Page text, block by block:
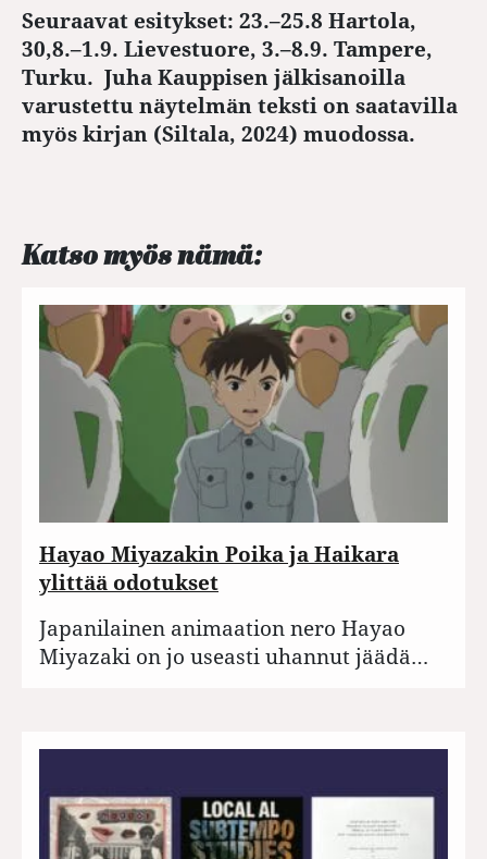
Seuraavat esitykset: 23.–25.8 Hartola,
30,8.–1.9. Lievestuore, 3.–8.9. Tampere,
Turku. Juha Kauppisen jälkisanoilla
varustettu näytelmän teksti on saatavilla
myös kirjan (Siltala, 2024) muodossa.
Katso myös nämä:
Hayao Miyazakin Poika ja Haikara
ylittää odotukset
Japanilainen animaation nero Hayao
Miyazaki on jo useasti uhannut jäädä…